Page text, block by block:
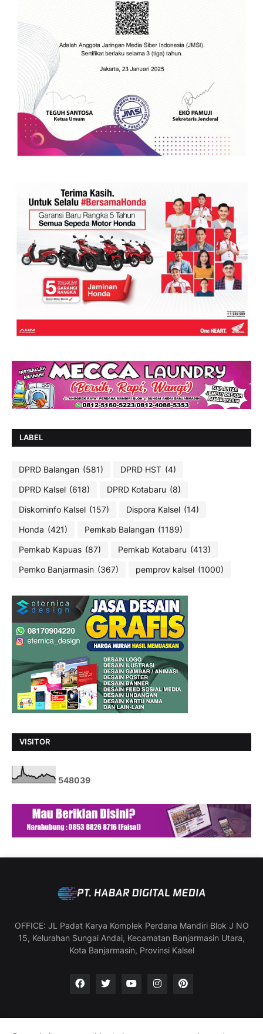
LABEL
DPRD Balangan (581) DPRD HST (4)
DPRD Kalsel (618) DPRD Kotabaru (8)
Diskominfo Kalsel (157) Dispora Kalsel (14)
Honda (421) Pemkab Balangan (1189)
Pemkab Kapuas (87) Pemkab Kotabaru (413)
Pemko Banjarmasin (367) pemprov kalsel (1000)
VISITOR
548039
OFFICE: JL Padat Karya Komplek Perdana Mandiri Blok J NO
15, Kelurahan Sungai Andai, Kecamatan Banjarmasin Utara,
Kota Banjarmasin, Provinsi Kalsel